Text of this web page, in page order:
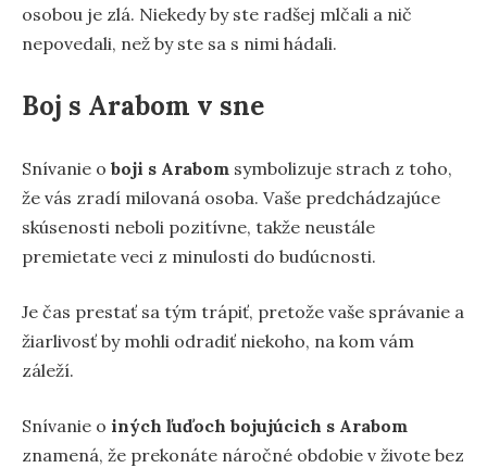
osobou je zlá. Niekedy by ste radšej mlčali a nič
nepovedali, než by ste sa s nimi hádali.
Boj s Arabom v sne
Snívanie o boji s Arabom symbolizuje strach z toho,
že vás zradí milovaná osoba. Vaše predchádzajúce
skúsenosti neboli pozitívne, takže neustále
premietate veci z minulosti do budúcnosti.
Je čas prestať sa tým trápiť, pretože vaše správanie a
žiarlivosť by mohli odradiť niekoho, na kom vám
záleží.
Snívanie o iných ľuďoch bojujúcich s Arabom
znamená, že prekonáte náročné obdobie v živote bez